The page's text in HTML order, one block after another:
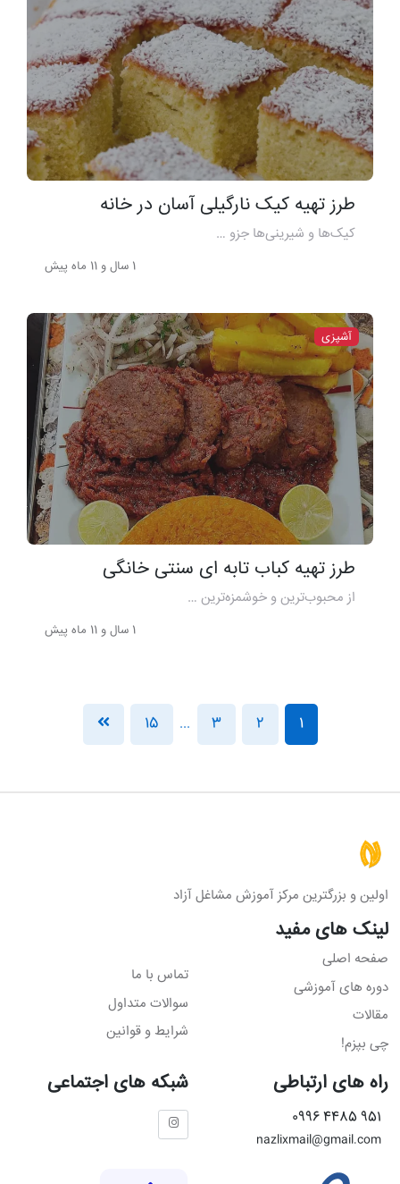
طرز تهیه کیک نارگیلی آسان در خانه
کیک‌ها و شیرینی‌ها جزو …
1 سال و 11 ماه پیش
آشپزی
طرز تهیه کباب تابه ای سنتی خانگی
از محبوب‌ترین و خوشمزه‌ترین …
1 سال و 11 ماه پیش
1
2
3
...
15
اولین و بزرگترین مرکز آموزش مشاغل آزاد
لینک های مفید
صفحه اصلی
دوره های آموزشی
مقالات
چی بپزم!
تماس با ما
سوالات متداول
شرایط و قوانین
راه های ارتباطی
951 4485 0996
nazlixmail@gmail.com
شبکه های اجتماعی